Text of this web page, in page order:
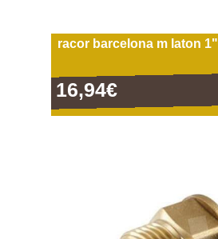
racor barcelona m laton 1"
16,94€